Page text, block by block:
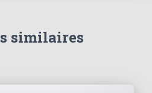
similaires